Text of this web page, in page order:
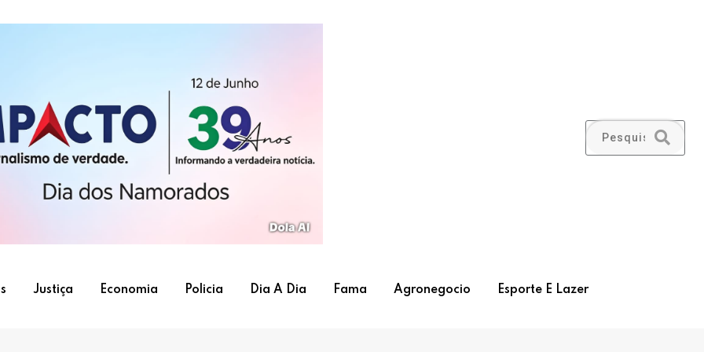
Justiça Economia Policia Dia A Dia Fama Agronegocio Esporte E Lazer